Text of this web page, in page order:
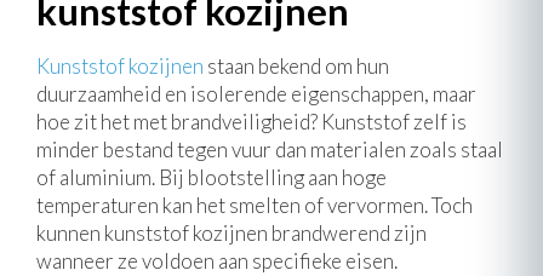
kunststof kozijnen
Kunststof kozijnen staan bekend om hun
duurzaamheid en isolerende eigenschappen, maar
hoe zit het met brandveiligheid? Kunststof zelf is
minder bestand tegen vuur dan materialen zoals staal
of aluminium. Bij blootstelling aan hoge
temperaturen kan het smelten of vervormen. Toch
kunnen kunststof kozijnen brandwerend zijn
wanneer ze voldoen aan specifieke eisen.